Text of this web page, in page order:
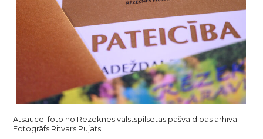
Atsauce: foto no Rēzeknes valstspilsētas pašvaldības arhīvā.
Fotogrāfs Ritvars Pujats.